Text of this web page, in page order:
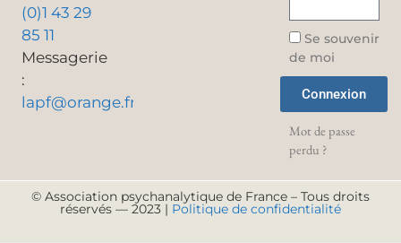
(0)1 43 29
85 11
Messagerie
:
lapf@orange.fr
Se souvenir
de moi
Connexion
Mot de passe
perdu ?
© Association psychanalytique de France – Tous droits
réservés — 2023 | Politique de confidentialité